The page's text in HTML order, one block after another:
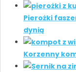
Pierożki
dynią
Korzenny